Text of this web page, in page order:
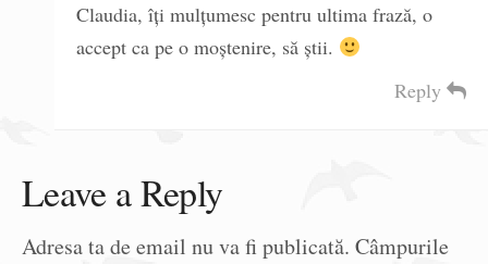
Claudia, îți mulțumesc pentru ultima frază, o
accept ca pe o moștenire, să știi.
Reply
Leave a Reply
Adresa ta de email nu va fi publicată. Câmpurile